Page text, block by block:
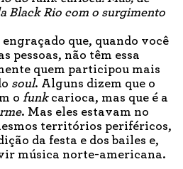
Black Rio com o surgimento
engraçado que, quando você
pessoas, não têm essa
quem participou mais
soul. Alguns dizem que o
o funkcarioca, mas que é a
. Mas eles estavam no
territórios periféricos,
da festa e dos bailes e,
música norte-americana.